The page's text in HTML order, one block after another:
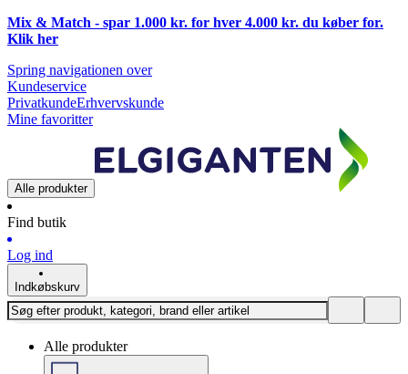
Mix & Match - spar 1.000 kr. for hver 4.000 kr. du køber for.
Klik her
Spring navigationen over
Kundeservice
PrivatkundeErhvervskunde
Mine favoritter
Alle produkter
Find butik
Log ind
Indkøbskurv
Alle produkter